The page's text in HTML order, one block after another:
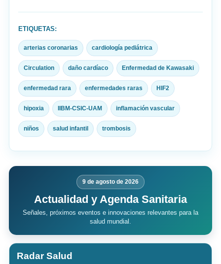
ETIQUETAS:
arterias coronarias cardiología pediátrica
Circulation daño cardíaco Enfermedad de Kawasaki
enfermedad rara enfermedades raras HIF2
hipoxia IIBM-CSIC-UAM inflamación vascular
niños salud infantil trombosis
9 de agosto de 2026
Actualidad y Agenda Sanitaria
Señales, próximos eventos e innovaciones relevantes para la
salud mundial.
Radar Salud